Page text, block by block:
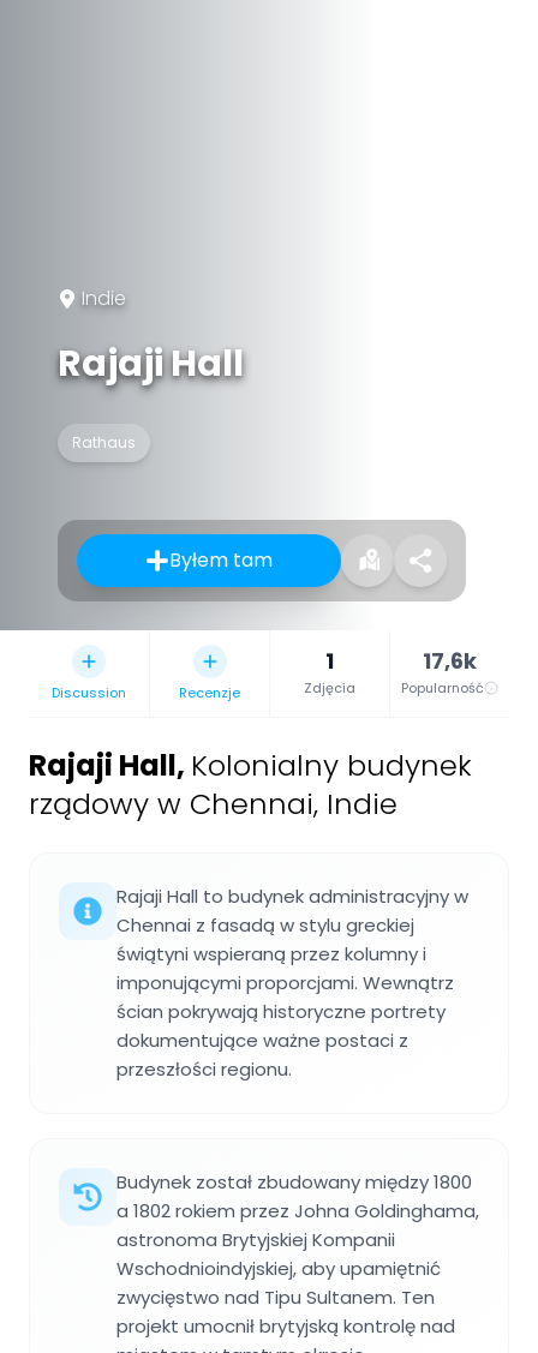
Indie
Rajaji Hall
Rathaus
Byłem tam
Discussion Recenzje
1
Zdjęcia
17,6k
Popularność
Rajaji Hall, Kolonialny budynek
rządowy w Chennai, Indie
Rajaji Hall to budynek administracyjny w
Chennai z fasadą w stylu greckiej
świątyni wspieraną przez kolumny i
imponującymi proporcjami. Wewnątrz
ścian pokrywają historyczne portrety
dokumentujące ważne postaci z
przeszłości regionu.
Budynek został zbudowany między 1800
a 1802 rokiem przez Johna Goldinghama,
astronoma Brytyjskiej Kompanii
Wschodnioindyjskiej, aby upamiętnić
zwycięstwo nad Tipu Sultanem. Ten
projekt umocnił brytyjską kontrolę nad